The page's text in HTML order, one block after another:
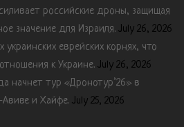
российские дроны, защищая
значение для Израиля. July 26, 2026
еврейских корнях, что
к Украине. July 26, 2026
начнет тур «Дронотур’26» в
Авиве и Хайфе. July 25, 2026